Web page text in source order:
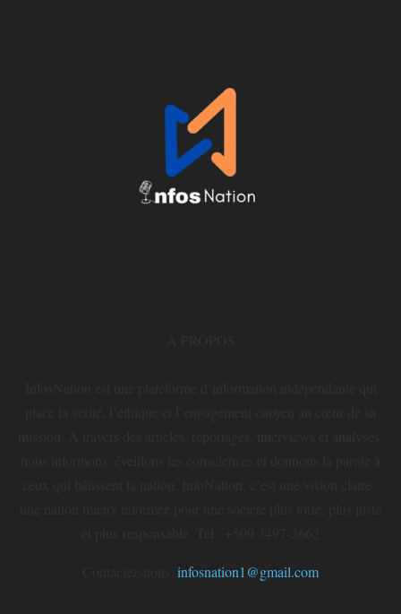
infosnation1@gmail.com